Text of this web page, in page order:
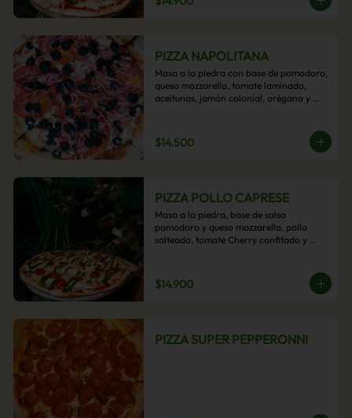
PIZZA NAPOLITANA
Masa a la piedra con base de pomodoro,
queso mozzarella, tomate laminado,
aceitunas, jamón colonial, orégano y
$14.500
PIZZA POLLO CAPRESE
Masa a la piedra, base de salsa
pomodoro y queso mozzarella, pollo
salteado, tomate Cherry confitado y
$14.900
PIZZA SUPER PEPPERONNI